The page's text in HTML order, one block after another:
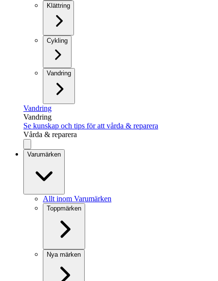
Klättring
Cykling
Vandring
Vandring
Vandring
Se kunskap och tips för att vårda & reparera
Vårda & reparera
Varumärken
Allt inom Varumärken
Toppmärken
Nya märken